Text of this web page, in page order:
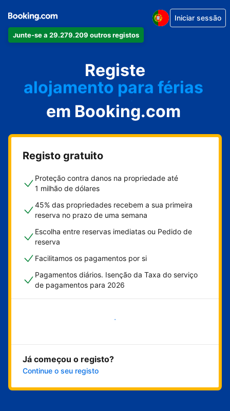
Junte-se a 29.279.209 outros registos
Iniciar sessão
Registe
o seu apartamento
o seu hotel
alojamento para férias
a sua villa
o seu hostel
em Booking.com
Registo gratuito
Proteção contra danos na propriedade até
1 milhão de dólares
45% das propriedades recebem a sua primeira
reserva no prazo de uma semana
Escolha entre reservas imediatas ou Pedido de
reserva
Facilitamos os pagamentos por si
Pagamentos diários. Isenção da Taxa do serviço
de pagamentos para 2026
Comece já
Já começou o registo?
Continue o seu registo